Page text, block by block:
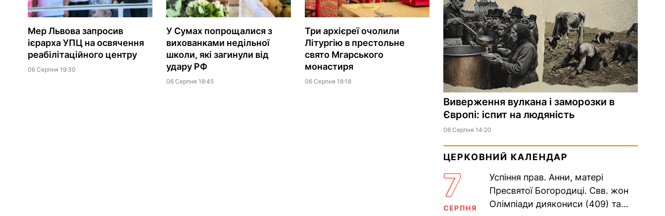
Мер Львова запросив
ієрарха УПЦ на освячення
реабілітаційного центру
06 Серпня 19:30
У Сумах попрощалися з
вихованками недільної
школи, які загинули від
удару РФ
06 Серпня 18:45
Три архієреї очолили
Літургію в престольне
свято Мгарського
монастиря
06 Серпня 18:18
Виверження вулкана і заморозки в
Європі: іспит на людяність
06 Серпня 14:20
ЦЕРКОВНИЙ КАЛЕНДАР
7
СЕРПНЯ
Успіння прав. Анни, матері
Пресвятої Богородиці. Свв. жон
Олімпіади диякониси (409) та